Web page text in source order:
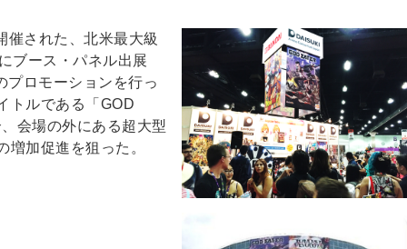
催された、北米最大級
ブース・パネル出展
プロモーションを行っ
トルである「GOD
会場の外にある超大型
加促進を狙った。